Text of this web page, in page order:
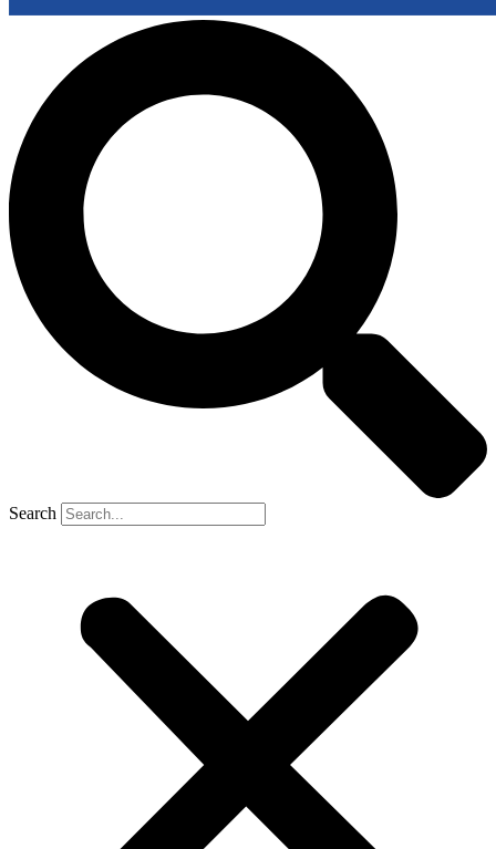
Search